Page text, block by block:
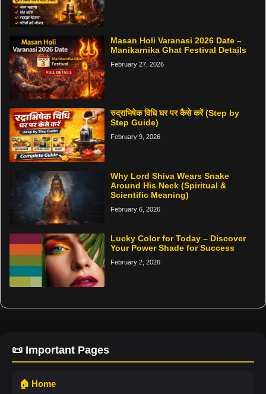
Masan Holi Varanasi 2026 Date –
Manikarnika Ghat Festival Details
February 27, 2026
रुद्राभिषेक विधि घर पर कैसे करें (Step by
Step Guide)
February 9, 2026
Why Lord Shiva Wears Snake
Around His Neck (Spiritual &
Scientific Meaning)
February 6, 2026
Lucky Color for Today – Discover
Your Power Shade for Success
February 2, 2026
📜 Important Pages
🏠 Home